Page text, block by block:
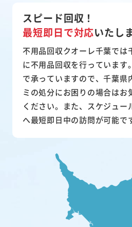
スピード回収！
最短即日で対応いたし
不用品回収クオーレ千葉では
に不用品回収を行っています
で承っていますので、千葉県
ミの処分にお困りの場合はお
ください。また、スケジュー
へ最短即日中の訪問が可能で